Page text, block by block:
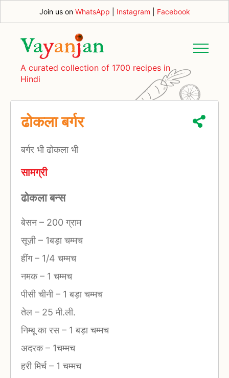
Join us on WhatsApp Instagram Facebook
A curated collection of 1700 recipes in
Hindi
ढोकला बर्गर
बर्गर भी ढोकला भी
सामग्री
ढोकला बन्स
बेसन– 200 ग्राम
सूज़ी– 1बड़ा चम्मच
हींग– 1/4 चम्मच
नमक– 1 चम्मच
पीसी चीनी– 1 बड़ा चम्मच
तेल – 25 मी.ली.
निम्बू का रस– 1 बड़ा चम्मच
अदरक– 1चम्मच
हरी मिर्च– 1 चम्मच